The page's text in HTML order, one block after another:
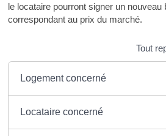
le locataire pourront signer un nouveau
correspondant au prix du marché.
Tout
Logement concerné
Locataire concerné